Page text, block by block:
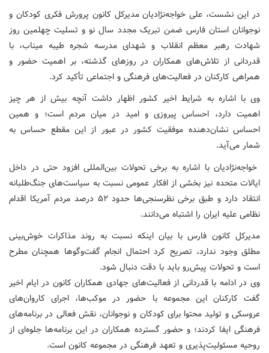
در این نشست، علی خواجه‌نژادیان مدیرکل کانون پرورش فکری کودکان و
نوجوانان استان فارس ضمن تبریک مجدد سال نو و تسلیت چهلمین روز
شهادت رهبر معظم انقلاب و شهدای مدرسه شجره طیبه میناب، با
قدردانی از تلاش‌های همکاران در روزهای گذشته، بر اهمیت حضور و
همراهی کارکنان در فعالیت‌های فرهنگی و اجتماعی تأکید کرد.
وی با اشاره به شرایط اخیر کشور اظهار داشت آنچه بیش از هر چیز
اهمیت دارد، احساس پیروزی و امید در میان مردم است؛ و همین
احساس نشان‌دهنده موفقیت کشور در عبور از این مقطع حساس به
شمار می‌آید.
خواجه‌نژادیان با اشاره به برخی تحولات بین‌المللی افزود حتی در داخل
ایالات متحده نیز بخشی از افکار عمومی نسبت به سیاست‌های جنگ‌طلبانه
انتقاد دارد و طبق برخی نظرسنجی‌ها حدود ۵۲ درصد مردم آمریکا اقدام
نظامی علیه ایران را اشتباه می‌دانند.
مدیرکل کانون فارس با بیان اینکه نسبت به روند مذاکرات خوش‌بینی
مطلق وجود ندارد، تصریح کرد احتمال انجام گفت‌وگوها همچنان مطرح
است و تحولات پیش‌رو باید با دقت دنبال شود.
وی در ادامه با قدردانی از فعالیت‌های جهادی همکاران کانون در ایام اخیر
گفت کارکنان این مجموعه با حضور در موکب‌ها، اجرای کاروان‌های
عروسکی و تولید محتوا برای کودکان و نوجوانان، نقش فعالی در برنامه‌های
فرهنگی ایفا کردند؛ و حضور گسترده همکاران در این برنامه‌ها جلوه‌ای از
روحیه مسئولیت‌پذیری و تعهد فرهنگی در مجموعه کانون است.